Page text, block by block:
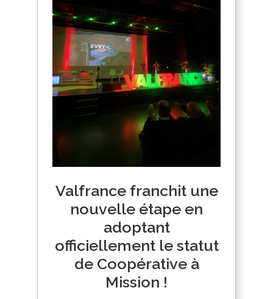
Valfrance franchit une
nouvelle étape en
adoptant
officiellement le statut
de Coopérative à
Mission !